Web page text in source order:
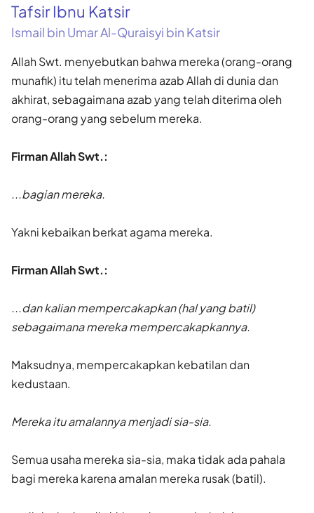
Tafsir Ibnu Katsir
Ismail bin Umar Al-Quraisyi bin Katsir
Allah Swt. menyebutkan bahwa mereka (orang-orang
munafik) itu telah menerima azab Allah di dunia dan
akhirat, sebagaimana azab yang telah diterima oleh
orang-orang yang sebelum mereka.
Firman Allah Swt.:
...bagian mereka.
Yakni kebaikan berkat agama mereka.
Firman Allah Swt.:
...dan kalian mempercakapkan (hal yang batil)
sebagaimana mereka mempercakapkannya.
Maksudnya, mempercakapkan kebatilan dan
kedustaan.
Mereka itu amalannya menjadi sia-sia.
Semua usaha mereka sia-sia, maka tidak ada pahala
bagi mereka karena amalan mereka rusak (batil).